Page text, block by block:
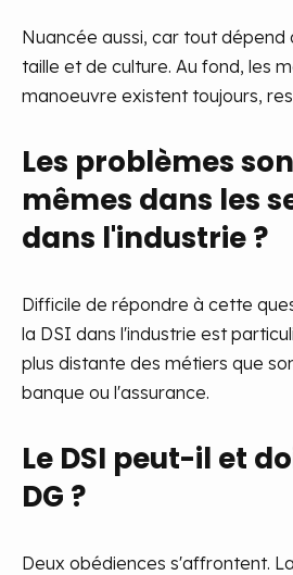
Nuancée aussi, car tout dépend
taille et de culture. Au fond, les
manoeuvre existent toujours,
Les problèmes
mêmes dans les
dans l'industrie ?
Difficile de répondre à cette
la DSI dans l'industrie est
plus distante des métiers que
banque ou l'assurance.
Le DSI peut-il et
DG ?
Deux obédiences s'affrontent.